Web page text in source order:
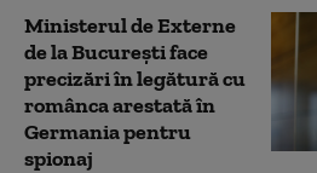
Ministerul de Externe
de la București face
precizări în legătură cu
românca arestată în
Germania pentru
spionaj